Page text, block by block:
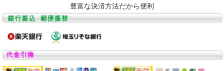
豊富な決済方法だから便利